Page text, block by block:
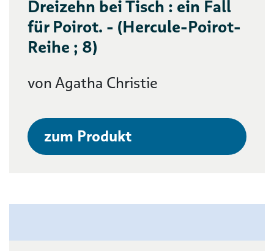
Dreizehn bei Tisch : ein Fall
für Poirot. - (Hercule-Poirot-
Reihe ; 8)
von Agatha Christie
zum Produkt